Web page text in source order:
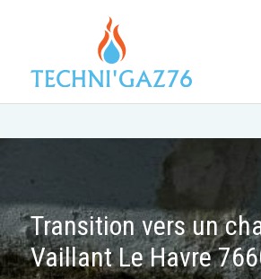
Transition vers un
Vaillant Le Havre